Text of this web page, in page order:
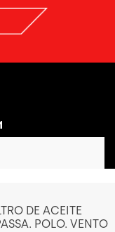
DE ACEITE
POLO. VENTO